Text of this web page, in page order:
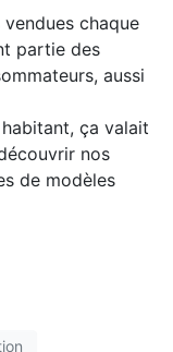
chaque
partie des
aussi
ça valait
nos
de modèles